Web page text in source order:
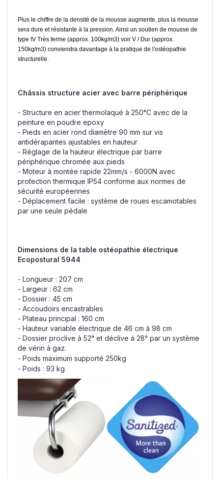
Plus le chiffre de la densité de la mousse augmente, plus la mousse
sera dure et résistante à la pression. Ainsi un soutien de mousse de
type IV Très ferme (approx. 100kg/m3) voir V / Dur (approx.
150kg/m3) conviendra davantage à la pratique de l'ostéopathie
structurelle.
Châssis structure acier avec barre périphérique
- Structure en acier thermolaqué à 250°C avec de la
peinture en poudre epoxy
- Pieds en acier rond diamètre 90 mm sur vis
antidérapantes ajustables en hauteur
- Réglage de la hauteur électrique par barre
périphérique chromée aux pieds
- Moteur à montée rapide 22mm/s - 6000N avec
protection thermique IP54 conforme aux normes de
sécurité européennes
- Déplacement facile : système de roues escamotables
par une seule pédale
Dimensions de la table ostéopathie électrique
Ecopostural 5944
- Longueur : 207 cm
- Largeur : 62 cm
- Dossier : 45 cm
- Accoudoirs encastrables
- Plateau principal : 160 cm
- Hauteur variable électrique de 46 cm à 98 cm
- Dossier proclive à 52° et déclive à 28° par un système
de vérin à gaz.
- Poids maximum supporté 250kg
- Poids : 93 kg